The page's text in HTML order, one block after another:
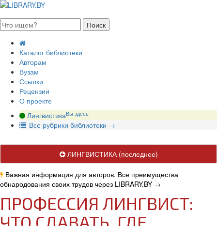
Каталог библиотеки
Авторам
Вузам
Ссылки
Рецензии
О проекте
ЛингвистикаВы здесь
Все рубрики библиотеки →
ЛИНГВИСТИКА(последнее)
Важная информация для авторов. Все преимущества
обнародования своих трудов через LIBRARY.BY →
ПРОФЕССИЯ ЛИНГВИСТ: